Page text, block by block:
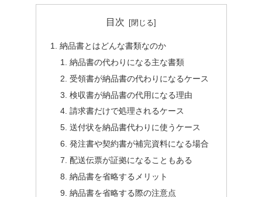
目次
納品書とはどんな書類なのか
納品書の代わりになる主な書類
受領書が納品書の代わりになるケース
検収書が納品書の代用になる理由
請求書だけで処理されるケース
送付状を納品書代わりに使うケース
発注書や契約書が補完資料になる場合
配送伝票が証拠になることもある
納品書を省略するメリット
納品書を省略する際の注意点